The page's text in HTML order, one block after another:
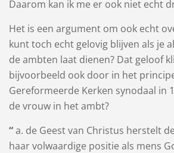
Daarom kan ik me er ook niet echt
Het is een argument om ook echt
kunt toch echt gelovig blijven als je
de ambten laat dienen? Dat geloof
bijvoorbeeld ook door in het
Gereformeerde Kerken synodaal in
de vrouw in het ambt?
“a. de Geest van Christus herstelt
haar volwaardige positie als mens